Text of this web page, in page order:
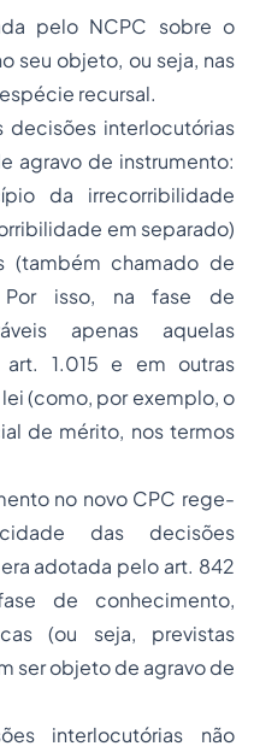
pelo NCPC sobre o
seu objeto, ou seja, nas
recursal.
decisões interlocutórias
agravo de instrumento:
da irrecorribilidade
em separado)
(também chamado de
Por isso, na fase de
apenas aquelas
art. 1.015 e em outras
(como, por exemplo, o
de mérito, nos termos
no novo CPC rege-
das decisões
adotada pelo art. 842
de conhecimento,
(ou seja, previstas
ser objeto de agravo de
interlocutórias não